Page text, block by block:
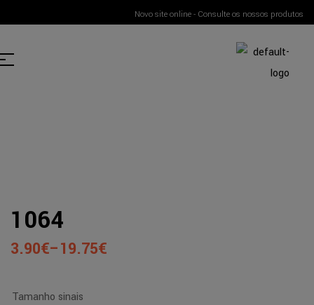
Novo site online - Consulte os nossos produtos
1064
3.90€–19.75€
Tamanho sinais